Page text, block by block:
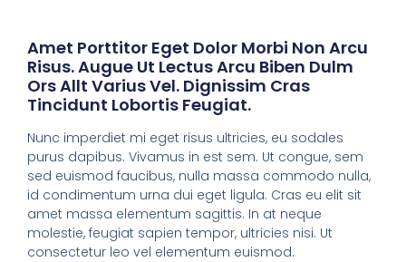
Amet Porttitor Eget Dolor Morbi Non Arcu
Risus. Augue Ut Lectus Arcu Biben Dulm
Ors Allt Varius Vel. Dignissim Cras
Tincidunt Lobortis Feugiat.
Nunc imperdiet mi eget risus ultricies, eu sodales
purus dapibus. Vivamus in est sem. Ut congue, sem
sed euismod faucibus, nulla massa commodo nulla,
id condimentum urna dui eget ligula. Cras eu elit sit
amet massa elementum sagittis. In at neque
molestie, feugiat sapien tempor, ultricies nisi. Ut
consectetur leo vel elementum euismod.